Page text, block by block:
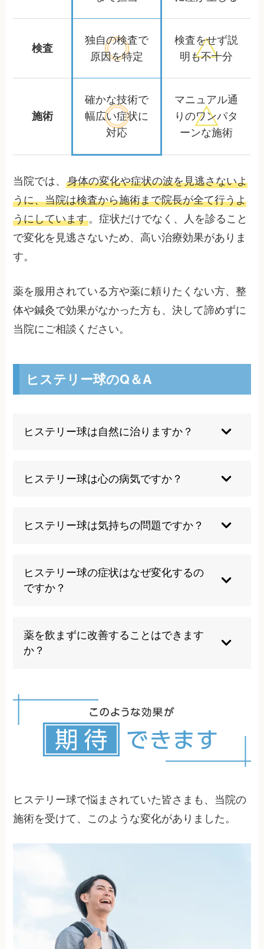
検査
独自の検査で
原因を特定
検査をせず説
明も不十分
施術
確かな技術で
幅広い症状に
対応
マニュアル通
りのワンパタ
ーンな施術
当院では、身体の変化や症状の波を見逃さないよ
うに、当院は検査から施術まで院長が全て行うよ
うにしています。症状だけでなく、人を診ること
で変化を見逃さないため、高い治療効果がありま
す。
薬を服用されている方や薬に頼りたくない方、整
体や鍼灸で効果がなかった方も、決して諦めずに
当院にご相談ください。
ヒステリー球のQ＆A
ヒステリー球は自然に治りますか？
解消されると症状も自然に改善することがありま
す。容易ではありませんが、原因となるストレス
力を続けることで症状の悪化を食い止めることは
期待できます。初期段階であれば、安静や生活習
すが、根本的な原因が身体に残っている場合がほ
とんどで、疲労の程度や環境によって再発するリ
スクがあります。
ヒステリー球は心の病気ですか？
もありますが、心の病気と単純に片付けられるも
のではありません。頚椎の歪みや筋肉の緊張、姿
ます。当院では、精神的・身体的な両面からアプ
ローチすることで、効果的な改善を目指します。
ヒステリー球は気持ちの問題ですか？
ることによって起きる症状です。気にしすぎで
も、その人の精神の強度も関係ありません。症状
の原因となっている背骨の問題がわかり、正しく
す。
ヒステリー球の症状はなぜ変化するの
ですか？
す。自律神経は天候や生活環境やストレス、体調
など様々な要因の影響を受けるため、症状が日に
よって変化します。当院では、その時々の状態に
に適切な施術を行って根本的な改善を目指しま
薬を飲まずに改善することはできます
か？
ラクティックの施術により、頚椎の歪みや筋肉の
緊張を改善し、症状の軽減を図ります。もちろ
ん、医師から処方された薬がある場合は、自己判
断で中止せず、医師と相談しながら進めることを
お勧めします。
ヒステリー球で悩まされていた皆さまも、当院の
施術を受けて、このような変化がありました。